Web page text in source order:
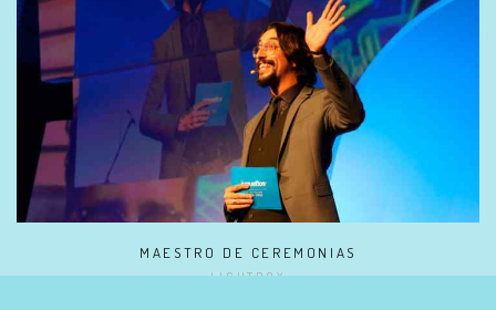
MAESTRO DE CEREMONIAS
LIGHTBOX